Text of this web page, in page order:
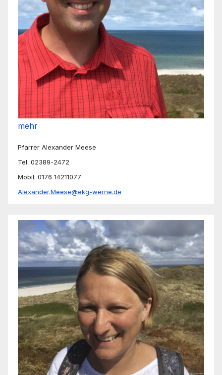
mehr
Pfarrer Alexander Meese
Tel: 02389-2472
Mobil: 0176 14211077
Alexander.Meese@ekg-werne.de